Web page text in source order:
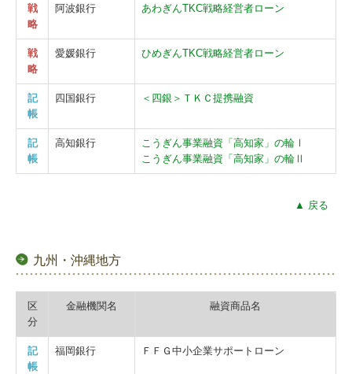
戦
略
阿波銀行 あわぎんTKC戦略経営者ローン
戦
略
愛媛銀行 ひめぎんTKC戦略経営者ローン
記
帳
四国銀行 ＜四銀＞ＴＫＣ提携融資
記
帳
高知銀行
こうぎん事業融資「高知家」の輪Ⅰ
こうぎん事業融資「高知家」の輪Ⅱ
▲ 戻る
九州・沖縄地方
区
分
金融機関名 融資商品名
記
帳
福岡銀行 ＦＦＧ中小企業サポートローン